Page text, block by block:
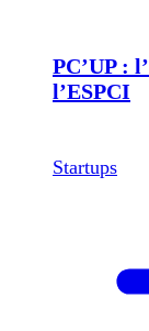
PC’UP :
l’ESPCI
Startups